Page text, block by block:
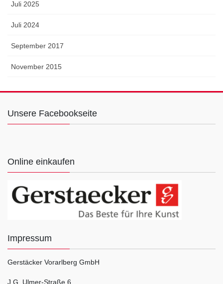
Juli 2025
Juli 2024
September 2017
November 2015
Unsere Facebookseite
Online einkaufen
Impressum
Gerstäcker Vorarlberg GmbH
J.G. Ulmer-Straße 6